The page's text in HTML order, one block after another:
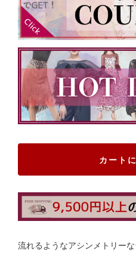
カート
流れるようなアシンメトリー